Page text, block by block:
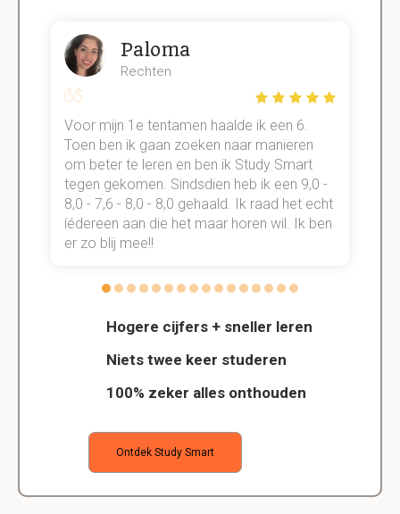
Hogere cijfers + sneller leren
Niets twee keer studeren
100% zeker alles onthouden
Ontdek Study Smart
Paloma
Rechten
Voor mijn 1e tentamen haalde ik een 6.
Toen ben ik gaan zoeken naar manieren
om beter te leren en ben ik Study Smart
tegen gekomen. Sindsdien heb ik een 9,0 -
8,0 - 7,6 - 8,0 - 8,0 gehaald. Ik raad het echt
íédereen aan die het maar horen wil. Ik ben
er zo blij mee!!